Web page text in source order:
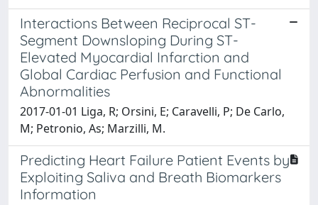
Interactions Between Reciprocal ST-
Segment Downsloping During ST-
Elevated Myocardial Infarction and
Global Cardiac Perfusion and Functional
Abnormalities
2017-01-01 Liga, R; Orsini, E; Caravelli, P; De Carlo,
M; Petronio, As; Marzilli, M.
Predicting Heart Failure Patient Events by
Exploiting Saliva and Breath Biomarkers
Information